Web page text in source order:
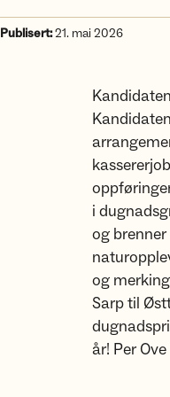
Publisert:21. mai 2026
i
og
og
Sarp til
år! Per